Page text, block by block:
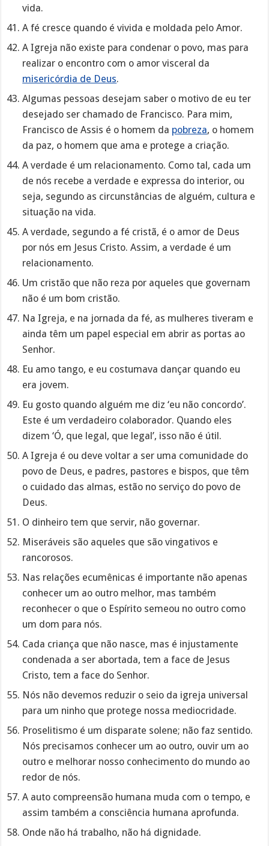
vida.
A fé cresce quando é vivida e moldada pelo Amor.
A Igreja não existe para condenar o povo, mas para
realizar o encontro com o amor visceral da
misericórdia de Deus.
Algumas pessoas desejam saber o motivo de eu ter
desejado ser chamado de Francisco. Para mim,
Francisco de Assis é o homem da pobreza, o homem
da paz, o homem que ama e protege a criação.
A verdade é um relacionamento. Como tal, cada um
de nós recebe a verdade e expressa do interior, ou
seja, segundo as circunstâncias de alguém, cultura e
situação na vida.
A verdade, segundo a fé cristã, é o amor de Deus
por nós em Jesus Cristo. Assim, a verdade é um
relacionamento.
Um cristão que não reza por aqueles que governam
não é um bom cristão.
Na Igreja, e na jornada da fé, as mulheres tiveram e
ainda têm um papel especial em abrir as portas ao
Senhor.
Eu amo tango, e eu costumava dançar quando eu
era jovem.
Eu gosto quando alguém me diz ‘eu não concordo’.
Este é um verdadeiro colaborador. Quando eles
dizem ‘Ó, que legal, que legal’, isso não é útil.
A Igreja é ou deve voltar a ser uma comunidade do
povo de Deus, e padres, pastores e bispos, que têm
o cuidado das almas, estão no serviço do povo de
Deus.
O dinheiro tem que servir, não governar.
Miseráveis são aqueles que são vingativos e
rancorosos.
Nas relações ecumênicas é importante não apenas
conhecer um ao outro melhor, mas também
reconhecer o que o Espírito semeou no outro como
um dom para nós.
Cada criança que não nasce, mas é injustamente
condenada a ser abortada, tem a face de Jesus
Cristo, tem a face do Senhor.
Nós não devemos reduzir o seio da igreja universal
para um ninho que protege nossa mediocridade.
Proselitismo é um disparate solene; não faz sentido.
Nós precisamos conhecer um ao outro, ouvir um ao
outro e melhorar nosso conhecimento do mundo ao
redor de nós.
A auto compreensão humana muda com o tempo, e
assim também a consciência humana aprofunda.
Onde não há trabalho, não há dignidade.